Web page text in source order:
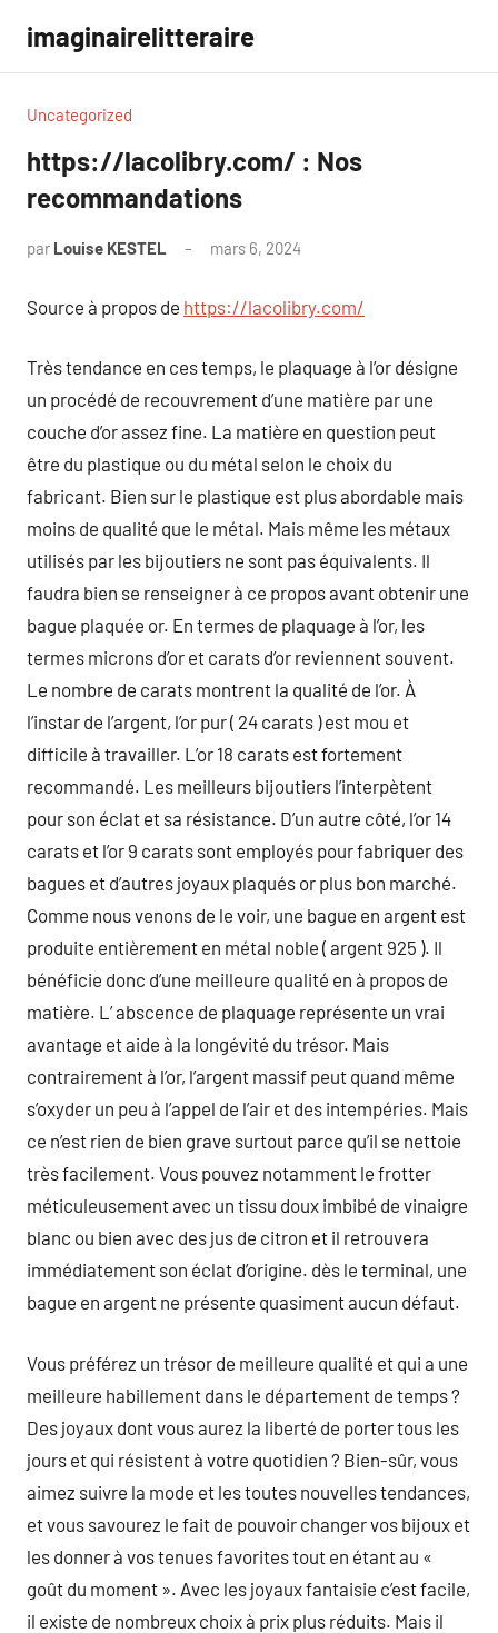
contenu
imaginairelitteraire
Uncategorized
https://lacolibry.com/ : Nos
recommandations
par Louise KESTEL mars 6, 2024
Source à propos de https://lacolibry.com/
Très tendance en ces temps, le plaquage à l’or désigne
un procédé de recouvrement d’une matière par une
couche d’or assez fine. La matière en question peut
être du plastique ou du métal selon le choix du
fabricant. Bien sur le plastique est plus abordable mais
moins de qualité que le métal. Mais même les métaux
utilisés par les bijoutiers ne sont pas équivalents. Il
faudra bien se renseigner à ce propos avant obtenir une
bague plaquée or. En termes de plaquage à l’or, les
termes microns d’or et carats d’or reviennent souvent.
Le nombre de carats montrent la qualité de l’or. À
l’instar de l’argent, l’or pur ( 24 carats ) est mou et
difficile à travailler. L’or 18 carats est fortement
recommandé. Les meilleurs bijoutiers l’interpètent
pour son éclat et sa résistance. D’un autre côté, l’or 14
carats et l’or 9 carats sont employés pour fabriquer des
bagues et d’autres joyaux plaqués or plus bon marché.
Comme nous venons de le voir, une bague en argent est
produite entièrement en métal noble ( argent 925 ). Il
bénéficie donc d’une meilleure qualité en à propos de
matière. L’ abscence de plaquage représente un vrai
avantage et aide à la longévité du trésor. Mais
contrairement à l’or, l’argent massif peut quand même
s’oxyder un peu à l’appel de l’air et des intempéries. Mais
ce n’est rien de bien grave surtout parce qu’il se nettoie
très facilement. Vous pouvez notamment le frotter
méticuleusement avec un tissu doux imbibé de vinaigre
blanc ou bien avec des jus de citron et il retrouvera
immédiatement son éclat d’origine. dès le terminal, une
bague en argent ne présente quasiment aucun défaut.
Vous préférez un trésor de meilleure qualité et qui a une
meilleure habillement dans le département de temps ?
Des joyaux dont vous aurez la liberté de porter tous les
jours et qui résistent à votre quotidien ? Bien-sûr, vous
aimez suivre la mode et les toutes nouvelles tendances,
et vous savourez le fait de pouvoir changer vos bijoux et
les donner à vos tenues favorites tout en étant au «
goût du moment ». Avec les joyaux fantaisie c’est facile,
il existe de nombreux choix à prix plus réduits. Mais il